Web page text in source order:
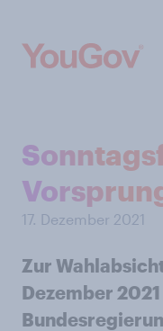
17. Dezember 2021
Zur
Dezember